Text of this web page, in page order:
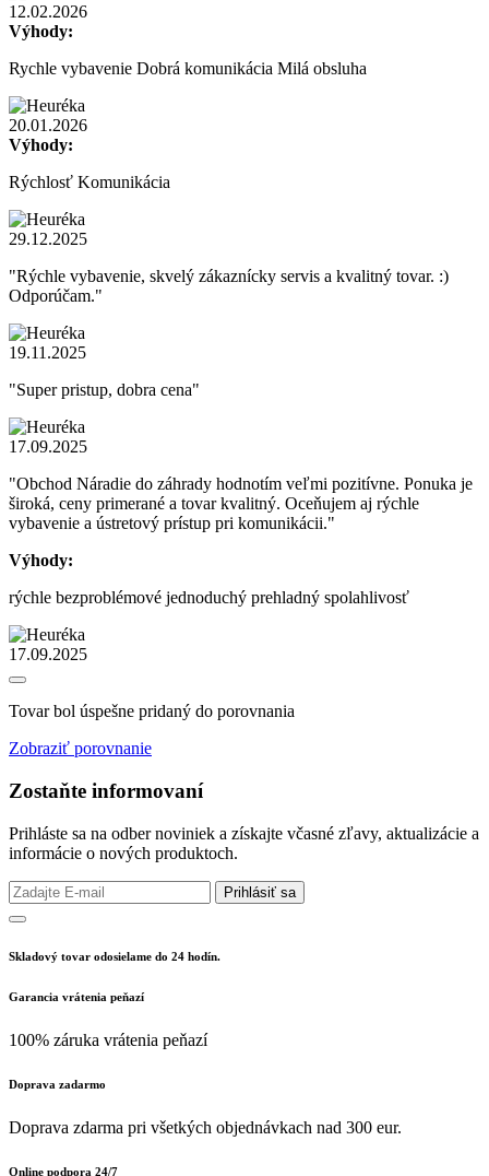
12.02.2026
Výhody:
Rychle vybavenie Dobrá komunikácia Milá obsluha
20.01.2026
Výhody:
Rýchlosť Komunikácia
29.12.2025
"Rýchle vybavenie, skvelý zákaznícky servis a kvalitný tovar. :)
Odporúčam."
19.11.2025
"Super pristup, dobra cena"
17.09.2025
"Obchod Náradie do záhrady hodnotím veľmi pozitívne. Ponuka je
široká, ceny primerané a tovar kvalitný. Oceňujem aj rýchle
vybavenie a ústretový prístup pri komunikácii."
Výhody:
rýchle bezproblémové jednoduchý prehladný spolahlivosť
17.09.2025
Tovar bol úspešne pridaný do porovnania
Zobraziť porovnanie
Zostaňte informovaní
Prihláste sa na odber noviniek a získajte včasné zľavy, aktualizácie a
informácie o nových produktoch.
Prihlásiť sa
Skladový tovar odosielame do 24 hodín.
Garancia vrátenia peňazí
100% záruka vrátenia peňazí
Doprava zadarmo
Doprava zdarma pri všetkých objednávkach nad 300 eur.
Online podpora 24/7